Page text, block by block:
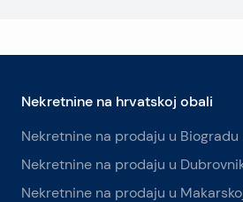
Nekretnine na hrvatskoj obali
Nekretnine na prodaju u Biogradu
Nekretnine na prodaju u
Nekretnine na prodaju u